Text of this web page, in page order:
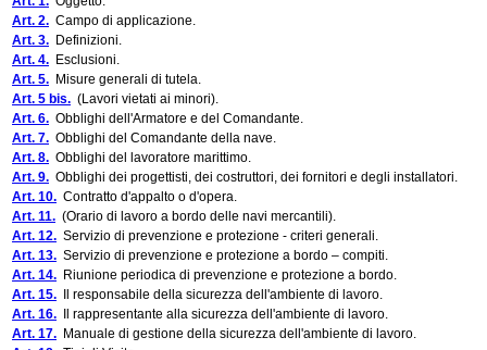
Art. 2. Campo di applicazione.
Art. 3. Definizioni.
Art. 4. Esclusioni.
Art. 5. Misure generali di tutela.
Art. 5 bis. (Lavori vietati ai minori).
Art. 6. Obblighi dell'Armatore e del Comandante.
Art. 7. Obblighi del Comandante della nave.
Art. 8. Obblighi del lavoratore marittimo.
Art. 9. Obblighi dei progettisti, dei costruttori, dei fornitori e degli installatori.
Art. 10. Contratto d'appalto o d'opera.
Art. 11. (Orario di lavoro a bordo delle navi mercantili).
Art. 12. Servizio di prevenzione e protezione - criteri generali.
Art. 13. Servizio di prevenzione e protezione a bordo – compiti.
Art. 14. Riunione periodica di prevenzione e protezione a bordo.
Art. 15. Il responsabile della sicurezza dell'ambiente di lavoro.
Art. 16. Il rappresentante alla sicurezza dell'ambiente di lavoro.
Art. 17. Manuale di gestione della sicurezza dell'ambiente di lavoro.